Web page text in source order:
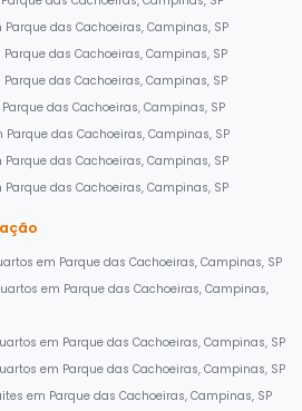
das Cachoeiras, Campinas, SP
das Cachoeiras, Campinas, SP
das Cachoeiras, Campinas, SP
das Cachoeiras, Campinas, SP
das Cachoeiras, Campinas, SP
das Cachoeiras, Campinas, SP
das Cachoeiras, Campinas, SP
em Parque das Cachoeiras, Campinas, SP
em Parque das Cachoeiras, Campinas,
em Parque das Cachoeiras, Campinas, SP
em Parque das Cachoeiras, Campinas, SP
em Parque das Cachoeiras, Campinas, SP